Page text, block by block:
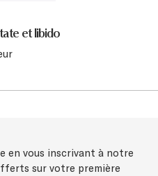
et libido
en vous inscrivant à notre
sur votre première